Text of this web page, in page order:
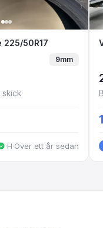
Ultra Grip
Ice 225/50R17
225/50R17
9mm
· Halland
·Över ett år sedan